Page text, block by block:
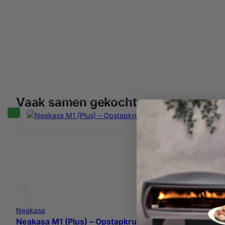
Vaak samen gekocht
Neakasa
Neakasa M1 (Plus) – Opstapkruk Wit Neakasa